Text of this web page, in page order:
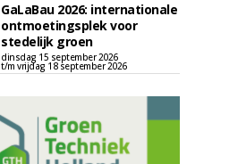
GaLaBau 2026: internationale
ontmoetingsplek voor
stedelijk groen
dinsdag 15 september 2026
t/m vrijdag 18 september 2026